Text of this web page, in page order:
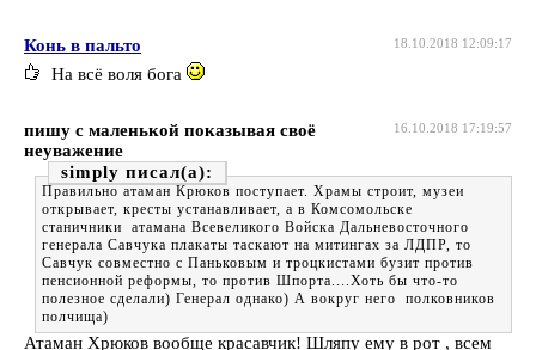
18.10.2018 12:09:17
Конь в пальто
На всё воля бога
16.10.2018 17:19:57
пишу с маленькой показывая своё
неуважение
simply
Правильно атаман Крюков поступает. Храмы строит, музеи
открывает, кресты устанавливает, а в Комсомольске
станичники атамана Всевеликого Войска Дальневосточного
генерала Савчука плакаты таскают на митингах за ЛДПР, то
Савчук совместно с Паньковым и троцкистами бузит против
пенсионной реформы, то против Шпорта....Хоть бы что-то
полезное сделали) Генерал однако) А вокруг него полковников
полчища)
Атаман Хрюков вообще красавчик! Шляпу ему в рот , всем